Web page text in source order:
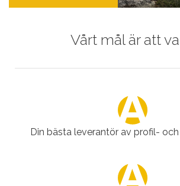
Vårt mål är att
Din bästa leverantör av profil-